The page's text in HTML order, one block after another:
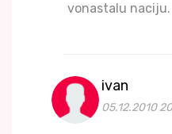
vonastalu naciju.
ivan
05.12.2010